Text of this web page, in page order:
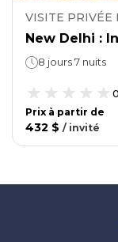
VISITE PRIVÉE
New Delhi :
8 jours 7 nuits
0
Prix ​​à partir de
432 $ / invité